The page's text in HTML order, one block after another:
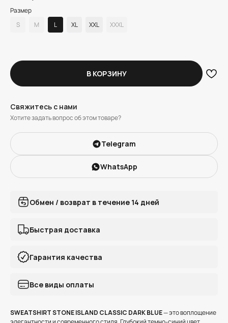
Размер
S
M L XL XXL XXXL
В КОРЗИНУ
Свяжитесь с нами
Хотите задать вопрос об этом товаре?
Telegram
WhatsApp
Обмен / возврат в течение 14 дней
Быстрая доставка
Гарантия качества
Все виды оплаты
SWEATSHIRT STONE ISLAND CLASSIC DARK BLUE— это воплощение